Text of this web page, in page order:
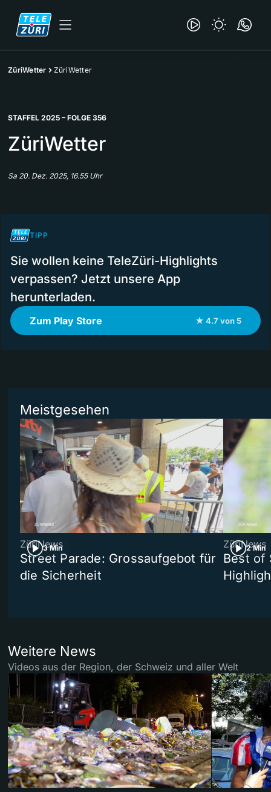
ZüriWetter ZüriWetter
STAFFEL 2025 – FOLGE 356
ZüriWetter
Sa 20. Dez. 2025, 16.55 Uhr
TIPP
Sie wollen keine TeleZüri-Highlights
verpassen? Jetzt unsere App
herunterladen.
Zum Play Store ★ 4.7 von 5
Meistgesehen
3 Min
ZüriNews
Street Parade: Grossaufgebot für
die Sicherheit
2 Min
ZüriNews
Best of
Weitere News
Videos aus der Region, der Schweiz und aller Welt